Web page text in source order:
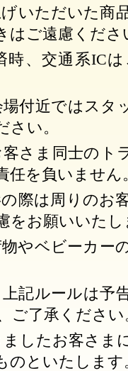
げいただいた商
はご遠慮くださ
時、交通系IC
場付近ではスタ
さい。
客さま同士のト
任を負いません
の際は周りのお
をお願いいたし
物やベビーカー
上記ルールは予
ご了承ください
ましたお客さま
のといたします